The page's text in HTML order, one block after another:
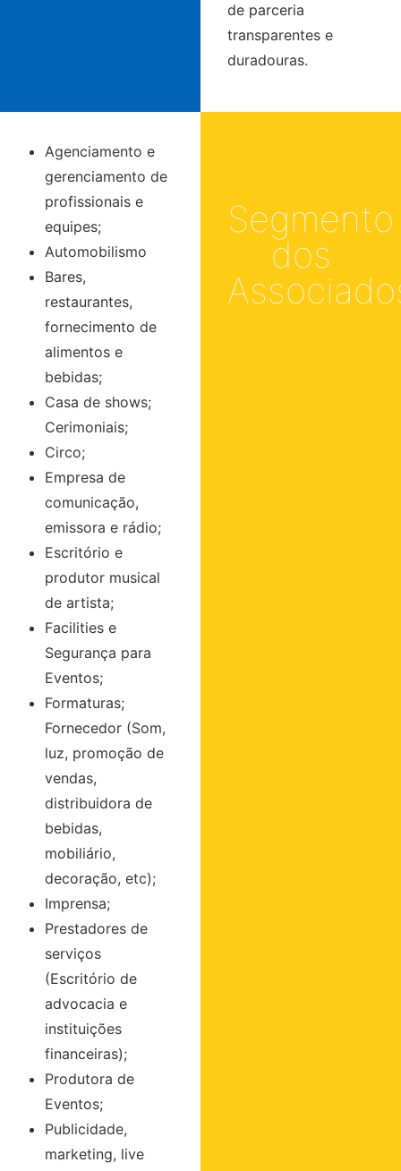
de parceria
transparentes e
duradouras.
Agenciamento e
gerenciamento de
profissionais e
equipes;
Automobilismo
Bares,
restaurantes,
fornecimento de
alimentos e
bebidas;
Casa de shows;
Cerimoniais;
Circo;
Empresa de
comunicação,
emissora e rádio;
Escritório e
produtor musical
de artista;
Facilities e
Segurança para
Eventos;
Formaturas;
Fornecedor (Som,
luz, promoção de
vendas,
distribuidora de
bebidas,
mobiliário,
decoração, etc);
Imprensa;
Prestadores de
serviços
(Escritório de
advocacia e
instituições
financeiras);
Produtora de
Eventos;
Publicidade,
marketing, live
Segmento
dos